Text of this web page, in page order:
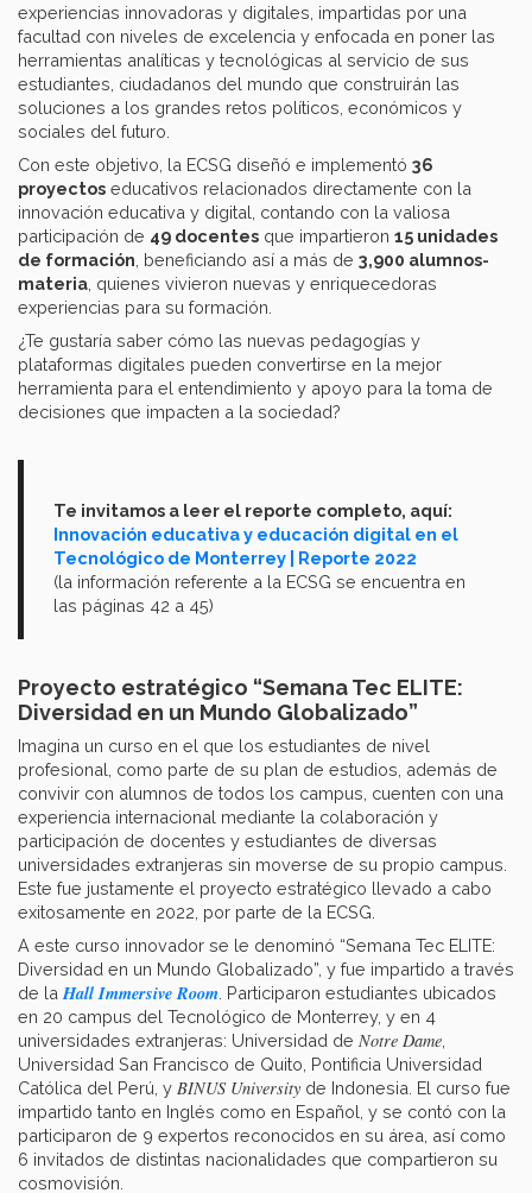
experiencias innovadoras y digitales, impartidas por una
facultad con niveles de excelencia y enfocada en poner las
herramientas analíticas y tecnológicas al servicio de sus
estudiantes, ciudadanos del mundo que construirán las
soluciones a los grandes retos políticos, económicos y
sociales del futuro.
Con este objetivo, la ECSG diseñó e implementó 36
proyectos educativos relacionados directamente con la
innovación educativa y digital, contando con la valiosa
participación de 49 docentes que impartieron 15 unidades
de formación , beneficiando así a más de 3,900 alumnos-
materia , quienes vivieron nuevas y enriquecedoras
experiencias para su formación.
¿Te gustaría saber cómo las nuevas pedagogías y
plataformas digitales pueden convertirse en la mejor
herramienta para el entendimiento y apoyo para la toma de
decisiones que impacten a la sociedad?
Te invitamos a leer el reporte completo, aquí:
Innovación educativa y educación digital en el
Tecnológico de Monterrey | Reporte 2022
(la información referente a la ECSG se encuentra en
las páginas 42 a 45)
Proyecto estratégico “Semana Tec ELITE:
Diversidad en un Mundo Globalizado”
Imagina un curso en el que los estudiantes de nivel
profesional, como parte de su plan de estudios, además de
convivir con alumnos de todos los campus, cuenten con una
experiencia internacional mediante la colaboración y
participación de docentes y estudiantes de diversas
universidades extranjeras sin moverse de su propio campus.
Este fue justamente el proyecto estratégico llevado a cabo
exitosamente en 2022, por parte de la ECSG.
A este curso innovador se le denominó “Semana Tec ELITE:
Diversidad en un Mundo Globalizado”, y fue impartido a través
de la Hall Immersive Room . Participaron estudiantes ubicados
en 20 campus del Tecnológico de Monterrey, y en 4
universidades extranjeras: Universidad de Notre Dame
Universidad San Francisco de Quito, Pontificia Universidad
Católica del Perú, y BINUS University de Indonesia. El curso fue
impartido tanto en Inglés como en Español, y se contó con la
participaron de 9 expertos reconocidos en su área, así como
6 invitados de distintas nacionalidades que compartieron su
cosmovisión.